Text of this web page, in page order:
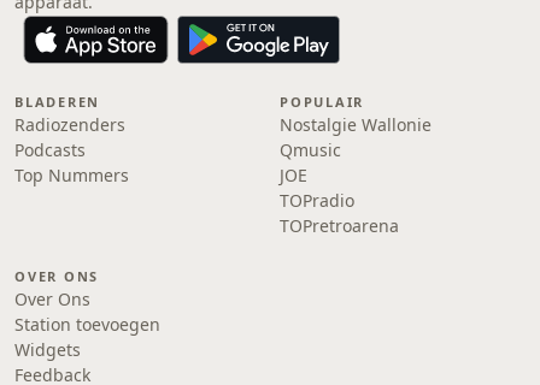
BLADEREN
Radiozenders
Podcasts
Top Nummers
POPULAIR
Nostalgie Wallonie
Qmusic
JOE
TOPradio
TOPretroarena
OVER ONS
Over Ons
Station toevoegen
Widgets
Feedback